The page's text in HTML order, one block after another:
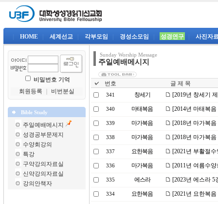
HOME 세계선교 각부모임 경성소모임 성경연구 사진자
비밀번호 기억
회원등록
비번분실
Bible Study
주일예배메시지
성경공부문제지
수양회강의
특강
구약강의자료실
신약강의자료실
강의안책자
Sunday Worship Message
주일예배메시지
번호 글 제 목
341 창세기 [2019년 창세기
340 마태복음 [2014년 마태복
339 마가복음 [2018년 마가복
338 마가복음 [2018년 마가복
337 요한복음 [2021년 부활절
336 마가복음 [2011년 여름수
335 에스라 [2023년 에스라
334 요한복음 [2021년 요한복